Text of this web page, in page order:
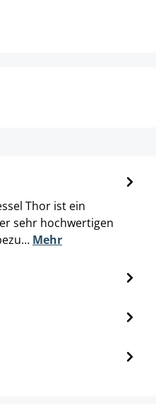
Thor ist ein
sehr hochwertigen
Mehr